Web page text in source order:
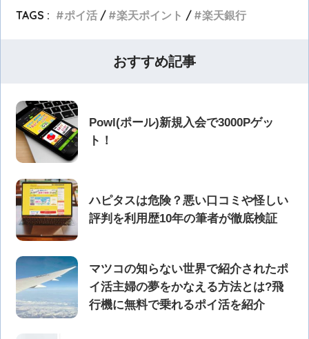
TAGS :
ポイ活 楽天ポイント 楽天銀行
おすすめ記事
Powl(ポール)新規入会で3000Pゲッ
ト！
ハピタスは危険？悪い口コミや怪しい
評判を利用歴10年の筆者が徹底検証
マツコの知らない世界で紹介されたポ
イ活主婦の夢をかなえる方法とは?飛
行機に無料で乗れるポイ活を紹介